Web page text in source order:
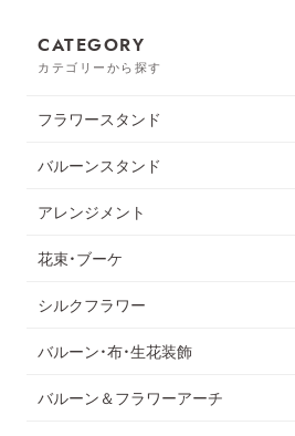
CATEGORY
カテゴリーから探す
フラワースタンド
バルーンスタンド
アレンジメント
花束・ブーケ
シルクフラワー
バルーン・布・生花装飾
バルーン＆フラワーアーチ